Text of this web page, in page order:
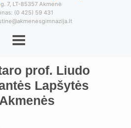
7, LT-85357 Akmenė
(0 425) 59 431
prof. Liudo
Lapšytės